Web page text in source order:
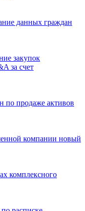
данных граждан
закупок
за счет
по продаже активов
компании новый
комплексного